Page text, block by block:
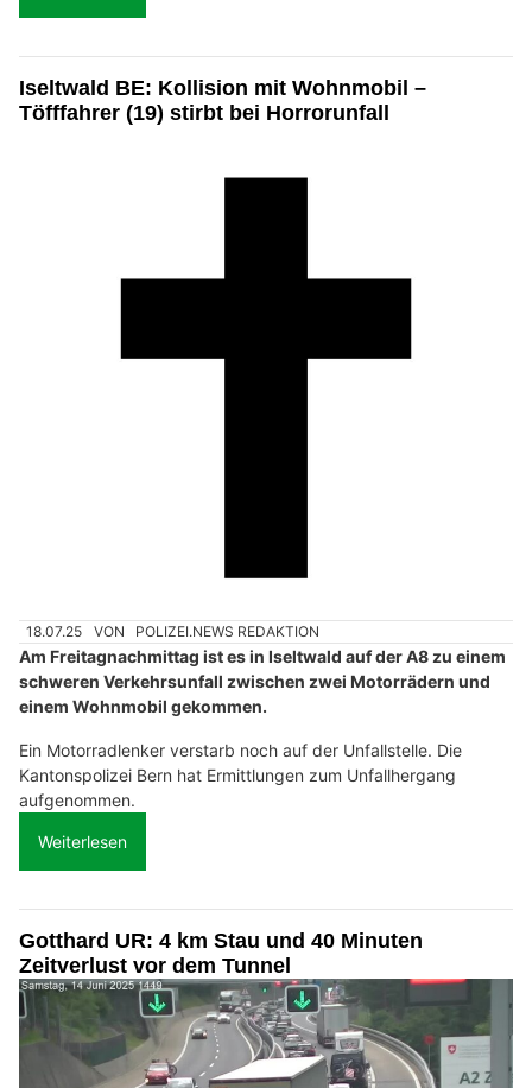
Iseltwald BE: Kollision mit Wohnmobil –
Töfffahrer (19) stirbt bei Horrorunfall
18.07.25 VON POLIZEI.NEWS REDAKTION
Am Freitagnachmittag ist es in Iseltwald auf der A8 zu einem
schweren Verkehrsunfall zwischen zwei Motorrädern und
einem Wohnmobil gekommen.
Ein Motorradlenker verstarb noch auf der Unfallstelle. Die
Kantonspolizei Bern hat Ermittlungen zum Unfallhergang
aufgenommen.
Weiterlesen
Gotthard UR: 4 km Stau und 40 Minuten
Zeitverlust vor dem Tunnel